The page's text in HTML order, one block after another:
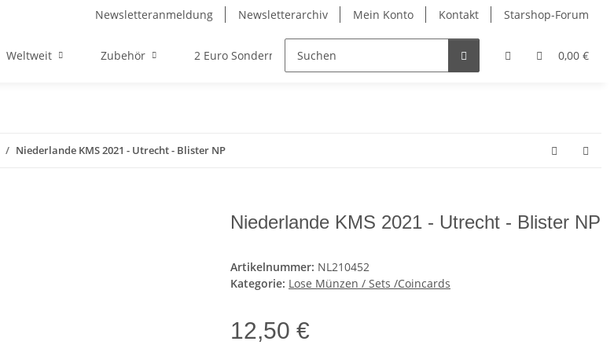
Newsletteranmeldung Newsletterarchiv Mein Konto Kontakt Starshop-Forum
0,00 €
Weltweit Zubehör 2 Euro Sondermünzen
Niederlande KMS 2021 - Utrecht - Blister NP
Niederlande KMS 2021 - Utrecht - Blister NP
Artikelnummer: NL210452
Kategorie: Lose Münzen / Sets /Coincards
12,50 €